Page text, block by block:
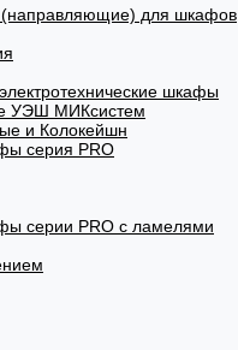
(направляющие) для шкафов
шкафы
УЭШ МИКсистем
и Колокейшн
серия PRO
серии PRO с ламелями